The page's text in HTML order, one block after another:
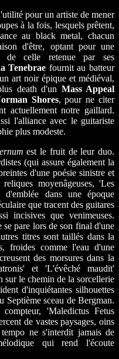
pour un artiste de mener
à la fois, lesquels prêtent,
au black metal, chacun
d'être, optant pour une
de celle retenue par ses
Tenebrae fournit au batteur
art noir épique et médiéval,
death d'un Mass Appeal
Shores, pour ne citer
actuellement notre gaillard.
l'alliance avec le guitariste
plus modeste.
est le fruit de leur duo.
(qui assure également la
d'une poésie sinistre et
moyenâgeuses, 'Les
dans une époque
que tracent des guitares
incisives que venimeuses.
pare lors de son final d'une
titres sont taillés dans la
froides comme l'eau d'une
des morsures dans la
et 'L'évêché maudit'
le chemin de la sorcellerie
d'inquiétantes silhouettes
Septième sceau de Bergman.
'Maledictus Fetus
de vastes paysages, oins
ne s'interdit jamais de
qui rend l'écoute